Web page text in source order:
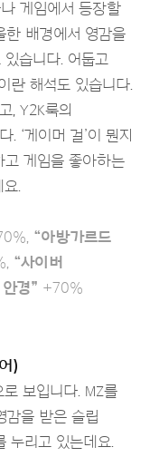
게임에서 등장할
한 배경에서 영감을
습니다. 어둡고
란 해석도 있습니다.
, Y2K룩의
‘게이머 걸’이 뭔지
고 게임을 좋아하는
.
“아방가르드
“사이버
경” +70%
)
보입니다. MZ를
감을 받은 슬립
누리고 있는데요.